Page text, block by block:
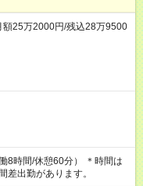
25万2000円/残込28万9500
8時間/休憩60分） ＊時間は
差出勤があります。